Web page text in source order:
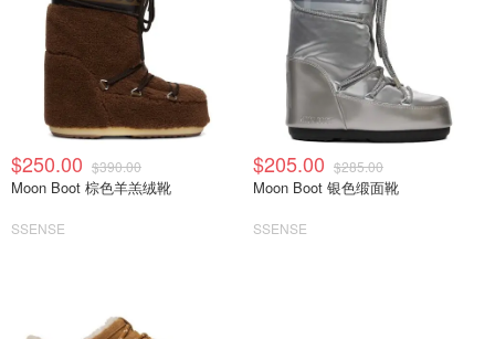
$250.00 $390.00
Moon Boot 棕色羊羔绒靴
SSENSE
$205.00 $285.00
Moon Boot 银色缎面靴
SSENSE